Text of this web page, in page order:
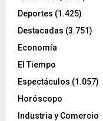
Deportes (1.425)
Destacadas (3.751)
Economía
El Tiempo
Espectáculos (1.057)
Horóscopo
Industria y Comercio